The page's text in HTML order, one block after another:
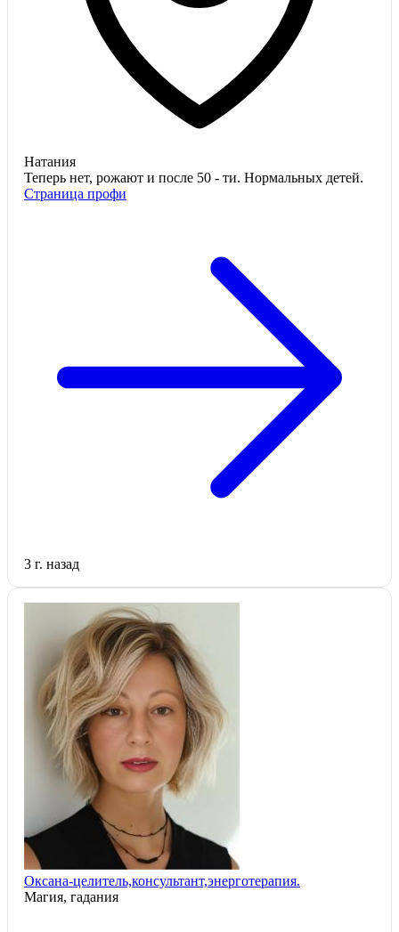
Натания
Теперь нет, рожают и после 50 - ти. Нормальных детей.
Страница профи
3 г. назад
Оксана-целитель,консультант,энерготерапия.
Магия, гадания